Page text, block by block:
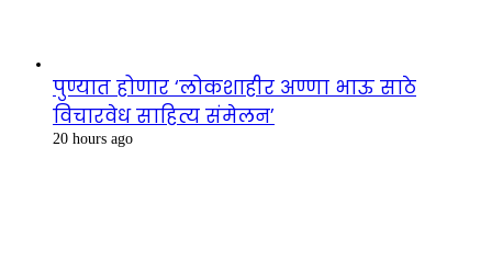
पुण्यात होणार ‘लोकशाहीर अण्णा भाऊ साठे
विचारवेध साहित्य संमेलन’
20 hours ago